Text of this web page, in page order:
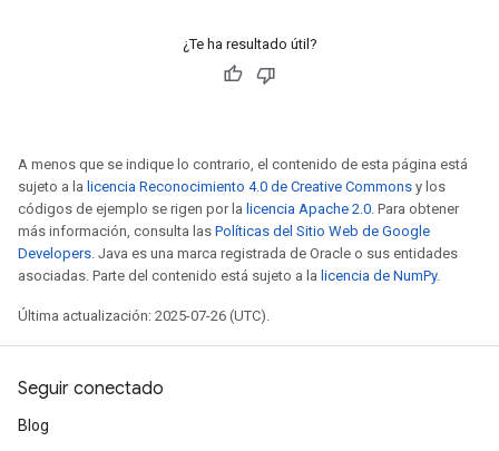
¿Te ha resultado útil?
A menos que se indique lo contrario, el contenido de esta página está
sujeto a la licencia Reconocimiento 4.0 de Creative Commons y los
códigos de ejemplo se rigen por la licencia Apache 2.0. Para obtener
más información, consulta las Políticas del Sitio Web de Google
Developers. Java es una marca registrada de Oracle o sus entidades
asociadas. Parte del contenido está sujeto a la licencia de NumPy.
Última actualización: 2025-07-26 (UTC).
Seguir conectado
Blog